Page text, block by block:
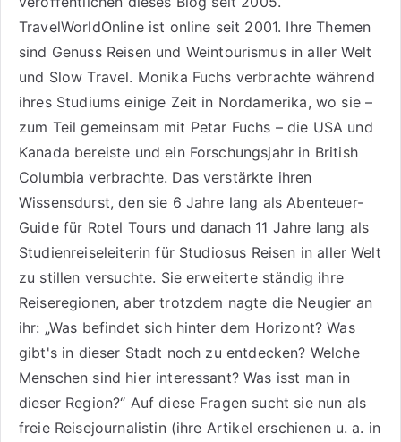
TravelWorldOnline ist online seit 2001. Ihre Themen
sind Genuss Reisenund Weintourismusin aller Welt
und Slow Travel. Monika Fuchs verbrachte während
ihres Studiums einige Zeit in Nordamerika, wo sie –
zum Teil gemeinsam mit Petar Fuchs – die USA und
Kanada bereiste und ein Forschungsjahr in British
Columbia verbrachte. Das verstärkte ihren
Wissensdurst, den sie 6 Jahre lang als Abenteuer-
Guide für Rotel Tours und danach 11 Jahre lang als
Studienreiseleiterin für Studiosus Reisen in aller Welt
zu stillen versuchte. Sie erweiterte ständig ihre
Reiseregionen, aber trotzdem nagte die Neugier an
ihr: „Was befindet sich hinter dem Horizont? Was
gibt's in dieser Stadt noch zu entdecken? Welche
Menschen sind hier interessant? Was isst man in
dieser Region?“ Auf diese Fragen sucht sie nun als
freie Reisejournalistin (ihre Artikel erschienen u. a. in